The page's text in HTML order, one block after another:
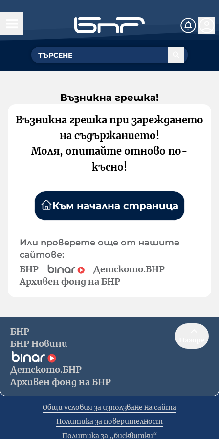
Възникна грешка!
Възникна грешка при зареждането
на съдържанието!
Моля, опитайте отново по-
късно!
Към начална страница
Или проверете още от нашите
сайтове:
БНР
Детското.БНР
Архивен фонд на БНР
БНР
БНР Новини
Детското.БНР
Архивен фонд на БНР
Общи условия за използване на сайта
Политика за поверителност
Политика за „бисквитки“